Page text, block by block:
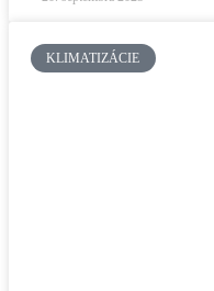
KLIMATIZÁCIE